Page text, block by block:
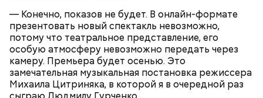
— Конечно, показов не будет. В онлайн-формате
презентовать новый спектакль невозможно,
потому что театральное представление, его
особую атмосферу невозможно передать через
камеру. Премьера будет осенью. Это
замечательная музыкальная постановка режиссера
Михаила Цитриняка, в которой я в очередной раз